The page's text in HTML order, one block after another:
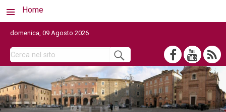
Home
domenica, 09 Agosto 2026